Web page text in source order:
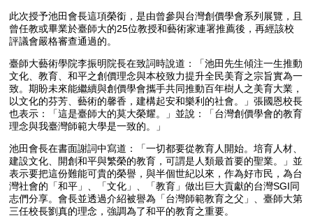
此次授予池田會長這項榮銜，是由曾參與台灣創價學會系列展覽，且
曾任教或畢業於臺師大的25位教授和藝術家連署推薦後，再經該校
評議會嚴格審查通過的。
臺師大藝術學院李振明院長在致詞時說道：「池田先生傾注一生推動
文化、教育、和平之創價理念與本校致力提升全民美育之宗旨實為一
致。期盼未來能繼續與創價學會攜手共同推動百年樹人之美育大業，
以文化的芬芳、藝術的馨香，建構起安和樂利的社會。」張國恩校長
也表示：「這是臺師大的莫大榮耀。」並說：「台灣創價學會的教育
理念與我臺灣師範大學是一致的。」
池田會長在書面謝詞中寫道：「一切都要從教育人開始。培育人材、
建設文化、開創和平與繁榮的教育，可謂是人類最首要的聖業。」並
表示要把這份難能可貴的榮譽，與半個世紀以來，作為好市民，為台
灣社會的「和平」、「文化」、「教育」做出巨大貢獻的台灣SGI同
志們分享。會長並透過介紹被譽為「台灣師範教育之父」、臺師大第
三任校長劉真的理念，強調為了和平的教育之重要。